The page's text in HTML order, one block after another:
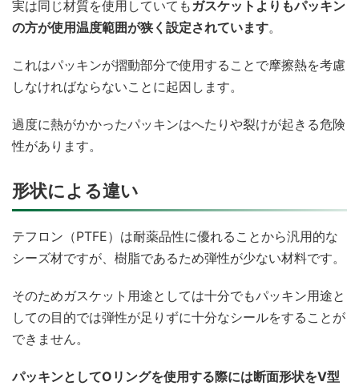
実は同じ材質を使用していてもガスケットよりもパッキン
の方が使用温度範囲が狭く設定されています。
これはパッキンが摺動部分で使用することで摩擦熱を考慮
しなければならないことに起因します。
過度に熱がかかったパッキンはへたりや裂けが起きる危険
性があります。
形状による違い
テフロン（PTFE）は耐薬品性に優れることから汎用的な
シーズ材ですが、樹脂であるため弾性が少ない材料です。
そのためガスケット用途としては十分でもパッキン用途と
しての目的では弾性が足りずに十分なシールをすることが
できません。
パッキンとしてOリングを使用する際には断面形状をV型